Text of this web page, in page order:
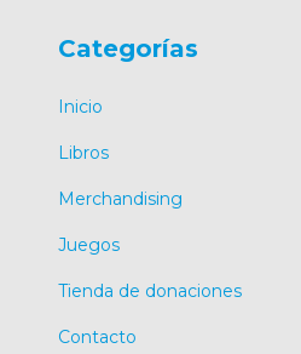
Categorías
Inicio
Libros
Merchandising
Juegos
Tienda de donaciones
Contacto